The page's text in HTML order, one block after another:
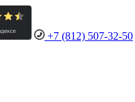
+7 (812) 507-32-50